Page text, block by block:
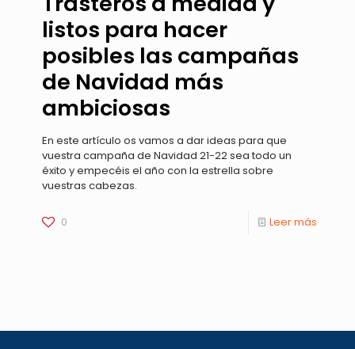
listos para hacer
posibles las campañas
de Navidad más
ambiciosas
En este artículo os vamos a dar ideas para que
vuestra campaña de Navidad 21-22 sea todo un
éxito y empecéis el año con la estrella sobre
vuestras cabezas.
0 Leer más